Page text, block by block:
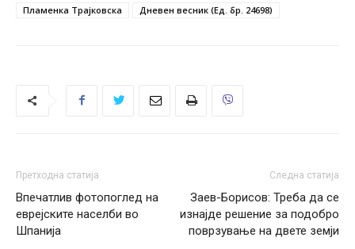
Пламенка Трајковска
Дневен весник (Ед. бр. 24698)
Претходна статија
Впечатлив фотопоглед на
еврејските населби во
Шпанија
Следна статија
Заев-Борисов: Треба да се
изнајде решение за подобро
поврзување на двете земји